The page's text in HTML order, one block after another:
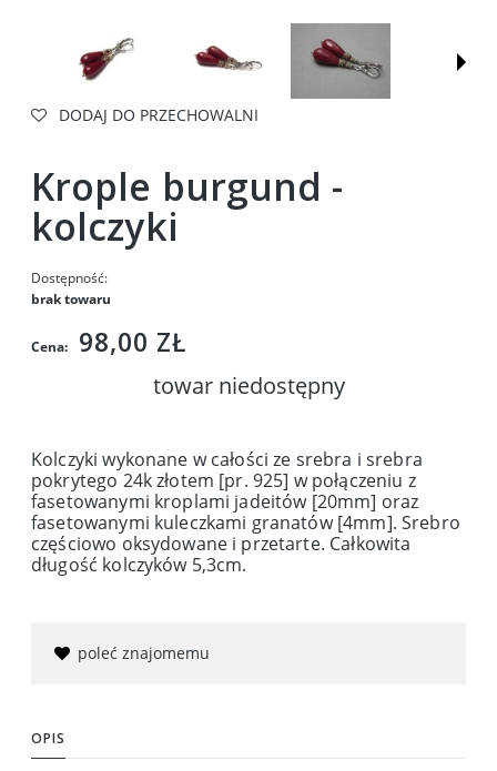
DODAJ DO PRZECHOWALNI
Krople burgund -
kolczyki
Dostępność:
brak towaru
Cena: 98,00 ZŁ
towar niedostępny
Kolczyki wykonane w całości ze srebra i srebra
pokrytego 24k złotem [pr. 925] w połączeniu z
fasetowanymi kroplami jadeitów [20mm] oraz
fasetowanymi kuleczkami granatów [4mm]. Srebro
częściowo oksydowane i przetarte. Całkowita
długość kolczyków 5,3cm.
poleć znajomemu
OPIS